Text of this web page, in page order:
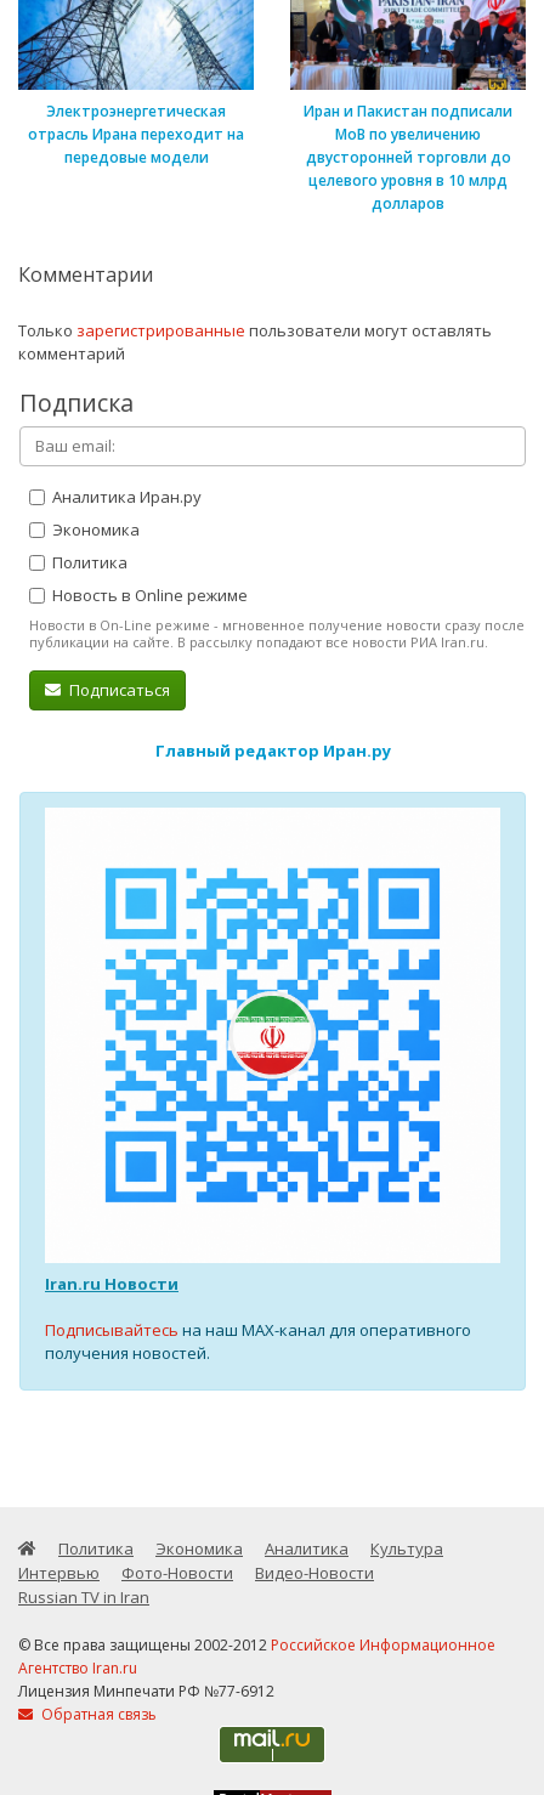
Электроэнергетическая
отрасль Ирана переходит на
передовые модели
Иран и Пакистан подписали
МоВ по увеличению
двусторонней торговли до
целевого уровня в 10 млрд
долларов
Комментарии
Только зарегистрированные пользователи могут оставлять
комментарий
Подписка
Аналитика Иран.ру
Экономика
Политика
Новость в Online режиме
Новости в On-Line режиме - мгновенное получение новости сразу после
публикации на сайте. В рассылку попадают все новости РИА Iran.ru.
Подписаться
Главный редактор Иран.ру
Iran.ru Новости
Подписывайтесь на наш MAX-канал для оперативного
получения новостей.
Политика Экономика Аналитика
Культура
Интервью
Фото-Новости
Видео-Новости
Russian TV in Iran
© Все права защищены 2002-2012 Российское Информационное
Агентство Iran.ru
Лицензия Минпечати РФ №77-6912
Обратная связь